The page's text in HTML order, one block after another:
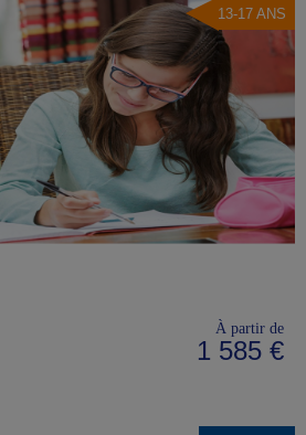
13-17 ANS
À partir de
1 585 €